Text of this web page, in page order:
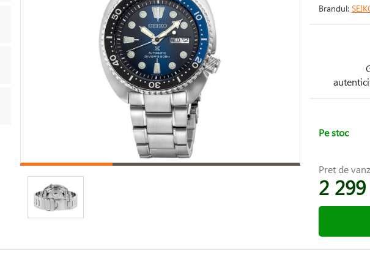
Brandul:
Pe stoc
Pret de
2